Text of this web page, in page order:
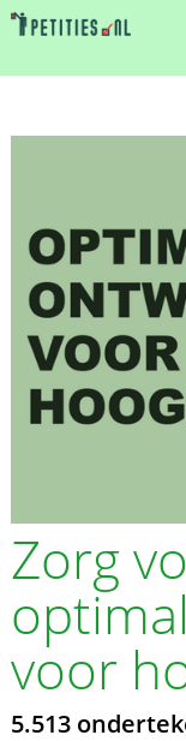
Zorg
voor
5.513